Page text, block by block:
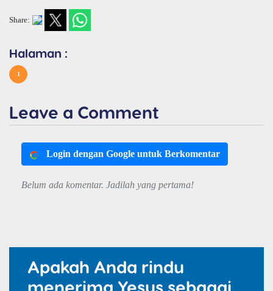
Share:
Halaman :
1
Leave a Comment
Login dengan Google untuk Berkomentar
Belum ada komentar. Jadilah yang pertama!
Apakah Anda rindu
menerima Yesus sebagai